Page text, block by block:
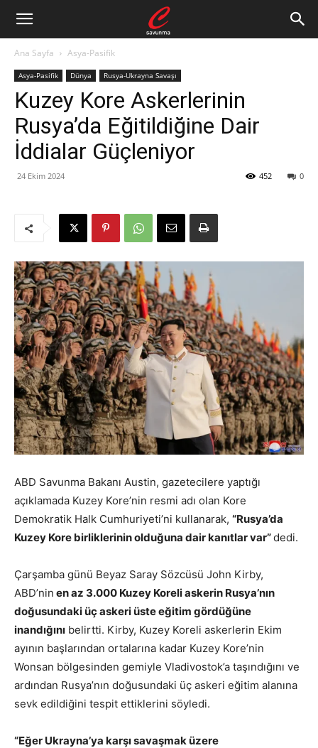
Ana Sayfa Asya-Pasifik
Asya-Pasifik Dünya Rusya-Ukrayna Savaşı
Kuzey Kore Askerlerinin
Rusya’da Eğitildiğine Dair
İddialar Güçleniyor
24 Ekim 2024 0
452
ABD Savunma Bakanı Austin, gazetecilere yaptığı
açıklamada Kuzey Kore’nin resmi adı olan Kore
Demokratik Halk Cumhuriyeti’ni kullanarak, “Rusya’da
Kuzey Kore birliklerinin olduğuna dair kanıtlar var”dedi.
Çarşamba günü Beyaz Saray Sözcüsü John Kirby,
ABD’nin en az 3.000 Kuzey Koreli askerin Rusya’nın
doğusundaki üç askeri üste eğitim gördüğüne
inandığını belirtti. Kirby, Kuzey Koreli askerlerin Ekim
ayının başlarından ortalarına kadar Kuzey Kore’nin
Wonsan bölgesinden gemiyle Vladivostok’a taşındığını ve
ardından Rusya’nın doğusundaki üç askeri eğitim alanına
sevk edildiğini tespit ettiklerini söyledi.
“Eğer Ukrayna’ya karşı savaşmak üzere